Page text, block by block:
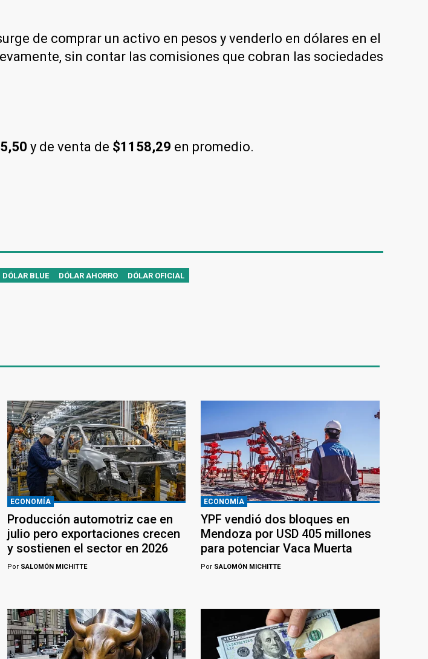
de comprar un activo en pesos y venderlo en dólares en el
sin contar las comisiones que cobran las sociedades
y de venta de $1158,29 en promedio.
DÓLAR BLUE DÓLAR AHORRO DÓLAR OFICIAL
ECONOMÍA
Producción automotriz cae en
julio pero exportaciones crecen
y sostienen el sector en 2026
PorSALOMÓN MICHITTE
ECONOMÍA
YPF vendió dos bloques en
Mendoza por USD 405 millones
para potenciar Vaca Muerta
Por SALOMÓN MICHITTE